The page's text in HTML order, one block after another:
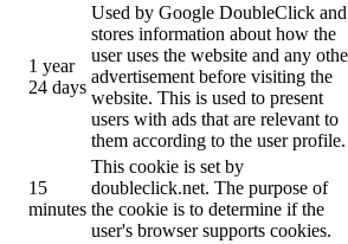
1 year
24 days
Used by Google DoubleClick and
stores information about how the
user uses the website and any
advertisement before visiting the
website. This is used to present
users with ads that are relevant to
them according to the user profile.
15
minutes
This cookie is set by
doubleclick.net. The purpose of
the cookie is to determine if the
user's browser supports cookies.